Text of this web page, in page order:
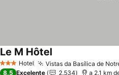
3 EstrelasHotel Vistas da Basílica de
Le M HôtelVer preços
8,5 Excelente 2.534 a 2.1 km